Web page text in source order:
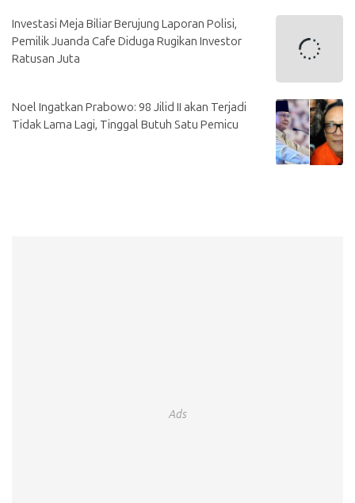
Investasi Meja Biliar Berujung Laporan Polisi,
Pemilik Juanda Cafe Diduga Rugikan Investor
Ratusan Juta
Noel Ingatkan Prabowo: 98 Jilid II akan Terjadi
Tidak Lama Lagi, Tinggal Butuh Satu Pemicu
Ads